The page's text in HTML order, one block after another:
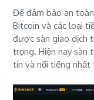
Để đảm bảo an
Bitcoin và các loại
được sàn giao dịch
trọng. Hiện nay sàn
tín và nổi tiếng